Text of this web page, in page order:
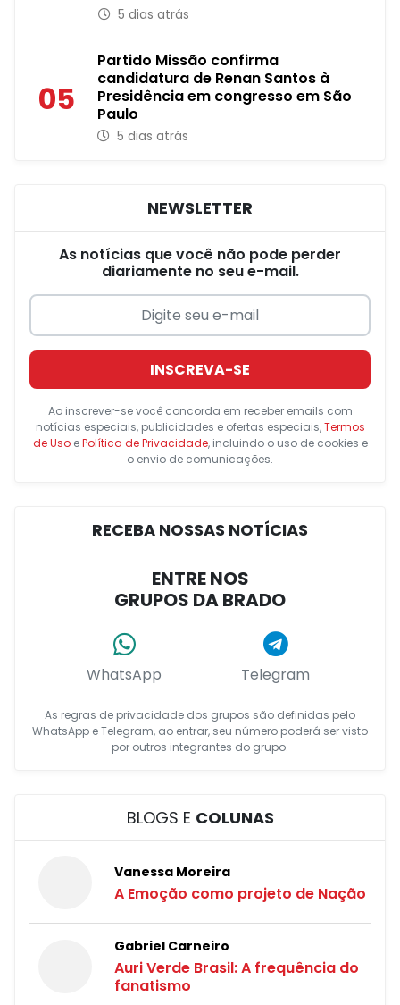
5 dias atrás
05
Partido Missão confirma
candidatura de Renan Santos à
Presidência em congresso em São
Paulo
5 dias atrás
NEWSLETTER
As notícias que você não pode perder
diariamente no seu e-mail.
INSCREVA-SE
Ao inscrever-se você concorda em receber emails com
notícias especiais, publicidades e ofertas especiais,Termos
de UsoePolítica de Privacidade, incluindo o uso de cookies e
o envio de comunicações.
RECEBA NOSSAS NOTÍCIAS
ENTRE NOS
GRUPOS DA BRADO
WhatsApp Telegram
As regras de privacidade dos grupos são definidas pelo
WhatsApp e Telegram, ao entrar, seu número poderá ser visto
por outros integrantes do grupo.
BLOGS E COLUNAS
Vanessa Moreira
A Emoção como projeto de Nação
Gabriel Carneiro
Auri Verde Brasil: A frequência do
fanatismo